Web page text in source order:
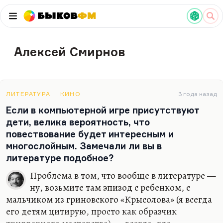
БыковФМ
Алексей Смирнов
ЛИТЕРАТУРА КИНО 3 года назад
Если в компьютерной игре присутствуют
дети, велика вероятность, что
повествование будет интересным и
многослойным. Замечали ли вы в
литературе подобное?
Проблема в том, что вообще в литературе —
ну, возьмите там эпизод с ребенком, с
мальчиком из гриновского «Крысолова» (я всегда
его детям цитирую, просто как образчик